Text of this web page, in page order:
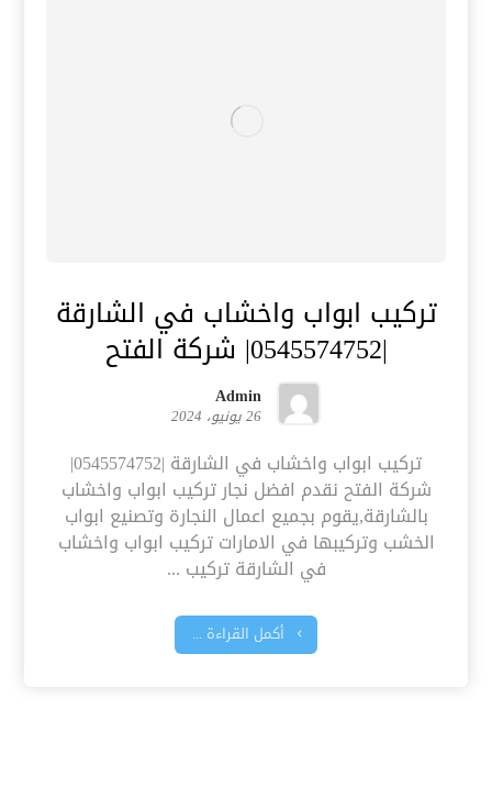
تركيب ابواب واخشاب في الشارقة
|0545574752| شركة الفتح
Admin
26 يونيو، 2024
تركيب ابواب واخشاب في الشارقة |0545574752|
شركة الفتح نقدم افضل نجار تركيب ابواب واخشاب
بالشارقة,يقوم بجميع اعمال النجارة وتصنيع ابواب
الخشب وتركيبها في الامارات تركيب ابواب واخشاب
في الشارقة تركيب ...
أكمل القراءة ...